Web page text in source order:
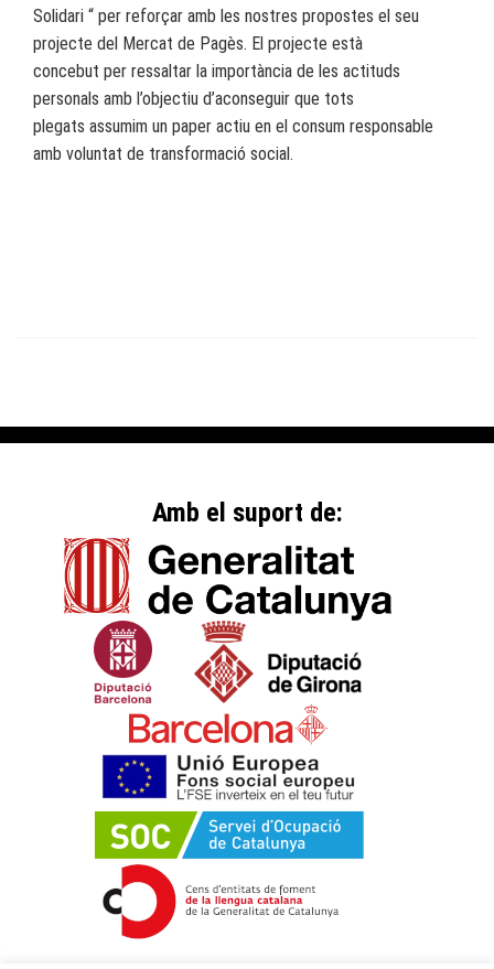
Solidari “ per reforçar amb les nostres propostes el seu
projecte del Mercat de Pagès. El projecte està
concebut per ressaltar la importància de les actituds
personals amb l’objectiu d’aconseguir que tots
plegats assumim un paper actiu en el consum responsable
amb voluntat de transformació social.
Amb el suport de: